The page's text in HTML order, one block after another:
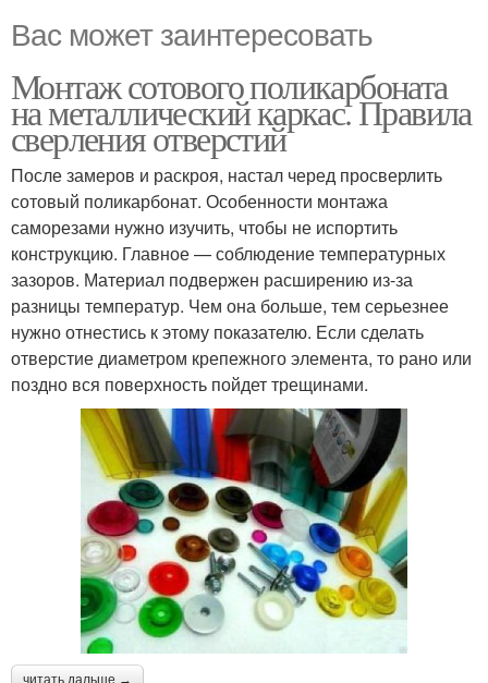
Вас может заинтересовать
Монтаж сотового поликарбоната
на металлический каркас. Правила
сверления отверстий
После замеров и раскроя, настал черед просверлить
сотовый поликарбонат. Особенности монтажа
саморезами нужно изучить, чтобы не испортить
конструкцию. Главное — соблюдение температурных
зазоров. Материал подвержен расширению из-за
разницы температур. Чем она больше, тем серьезнее
нужно отнестись к этому показателю. Если сделать
отверстие диаметром крепежного элемента, то рано или
поздно вся поверхность пойдет трещинами.
читать дальше →